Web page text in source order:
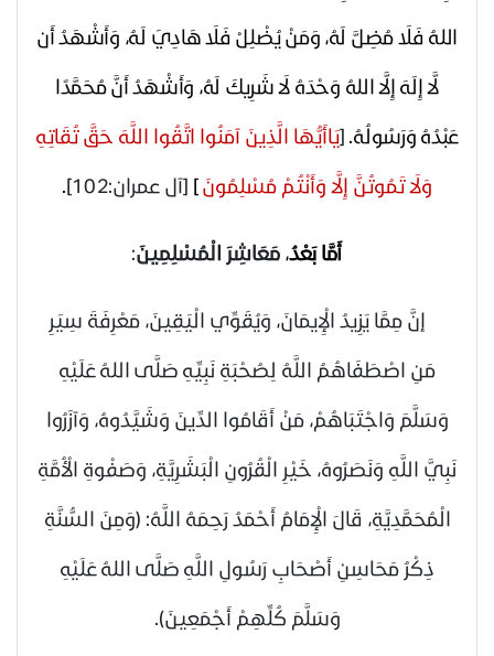
اللهُ فَلَا مُضِلَّ لَهُ، وَمَنْ يُضْلِلْ فَلَا هَادِيَ لَهُ، وَأَشْهَدُ أَن
لَّا إِلَهَ إِلَّا اللهُ وَحْدَهُ لَا شَرِيكَ لَهُ، وَأَشْهَدُ أَنَّ مُحَمَّدًا
عَبْدُهُ وَرَسُولُهُ. ]يَاأَيُّهَا الَّذِينَ آمَنُوا اتَّقُوا اللَّهَ حَقَّ تُقَاتِهِ
وَلَا تَمُوتُنَّ إِلَّا وَأَنْتُمْ مُسْلِمُونَ [ [آل عمران:102] .
أَمَّا بَعْدُ،مَعَاشِرَ الْمُسْلِمِينَ:
إنَّ مِمَّا يَزِيدُ الْإِيمَانَ، وَيُقَوِّي الْيَقِينَ، مَعْرِفَةَ سِيَرِ
مَنِ اصْطَفَاهُمُ اللَّهُ لِصُحْبَةِ نَبِيِّهِ صَلَّى اللهُ عَلَيْهِ
وَسَلَّمَ وَاجْتَبَاهُمْ، مَنْ أَقَامُوا الدِّينَ وَشَيَّدُوهُ، وَآزَرُوا
نَبِيَّ اللَّهِ وَنَصَرُوهُ، خَيْرِ الْقُرُونِ الْبَشَرِيَّةِ، وَصَفْوةِ الْأُمَّةِ
الْمُحَمَّدِيَّةِ، قَالَ الْإِمَامُ أَحْمَدُ رَحِمَهُ اللَّهُ: (وَمِنَ السُّنَّةِ
ذِكْرُ مَحَاسِنِ أَصْحَابِ رَسُولِ اللَّهِ صَلَّى اللهُ عَلَيْهِ
وَسَلَّمَ كُلِّهِمْ أَجْمَعِينَ).